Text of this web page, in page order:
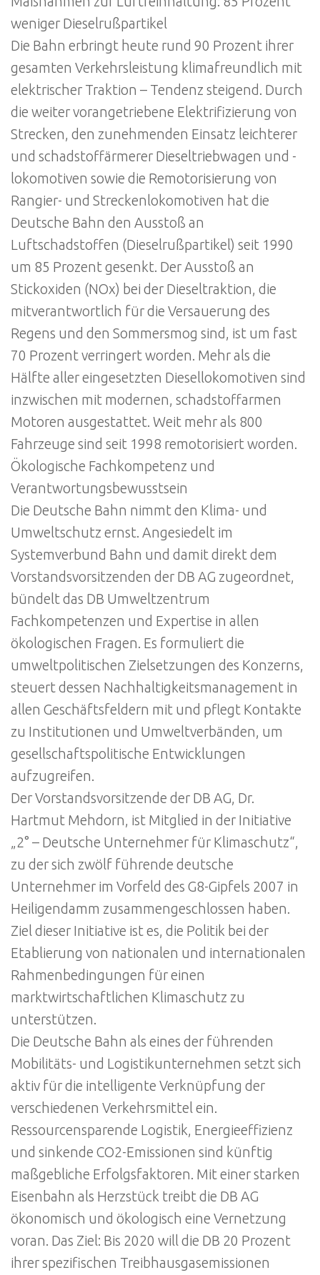
weniger Dieselrußpartikel
Die Bahn erbringt heute rund 90 Prozent ihrer
gesamten Verkehrsleistung klimafreundlich mit
elektrischer Traktion – Tendenz steigend. Durch
die weiter vorangetriebene Elektrifizierung von
Strecken, den zunehmenden Einsatz leichterer
und schadstoffärmerer Dieseltriebwagen und -
lokomotiven sowie die Remotorisierung von
Rangier- und Streckenlokomotiven hat die
Deutsche Bahn den Ausstoß an
Luftschadstoffen (Dieselrußpartikel) seit 1990
um 85 Prozent gesenkt. Der Ausstoß an
Stickoxiden (NOx) bei der Dieseltraktion, die
mitverantwortlich für die Versauerung des
Regens und den Sommersmog sind, ist um fast
70 Prozent verringert worden. Mehr als die
Hälfte aller eingesetzten Diesellokomotiven sind
inzwischen mit modernen, schadstoffarmen
Motoren ausgestattet. Weit mehr als 800
Fahrzeuge sind seit 1998 remotorisiert worden.
Ökologische Fachkompetenz und
Verantwortungsbewusstsein
Die Deutsche Bahn nimmt den Klima- und
Umweltschutz ernst. Angesiedelt im
Systemverbund Bahn und damit direkt dem
Vorstandsvorsitzenden der DB AG zugeordnet,
bündelt das DB Umweltzentrum
Fachkompetenzen und Expertise in allen
ökologischen Fragen. Es formuliert die
umweltpolitischen Zielsetzungen des Konzerns,
steuert dessen Nachhaltigkeitsmanagement in
allen Geschäftsfeldern mit und pflegt Kontakte
zu Institutionen und Umweltverbänden, um
gesellschaftspolitische Entwicklungen
aufzugreifen.
Der Vorstandsvorsitzende der DB AG, Dr.
Hartmut Mehdorn, ist Mitglied in der Initiative
„2° – Deutsche Unternehmer für Klimaschutz“,
zu der sich zwölf führende deutsche
Unternehmer im Vorfeld des G8-Gipfels 2007 in
Heiligendamm zusammengeschlossen haben.
Ziel dieser Initiative ist es, die Politik bei der
Etablierung von nationalen und internationalen
Rahmenbedingungen für einen
marktwirtschaftlichen Klimaschutz zu
unterstützen.
Die Deutsche Bahn als eines der führenden
Mobilitäts- und Logistikunternehmen setzt sich
aktiv für die intelligente Verknüpfung der
verschiedenen Verkehrsmittel ein.
Ressourcensparende Logistik, Energieeffizienz
und sinkende CO2-Emissionen sind künftig
maßgebliche Erfolgsfaktoren. Mit einer starken
Eisenbahn als Herzstück treibt die DB AG
ökonomisch und ökologisch eine Vernetzung
voran. Das Ziel: Bis 2020 will die DB 20 Prozent
ihrer spezifischen Treibhausgasemissionen